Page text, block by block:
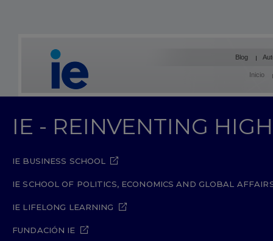
Blog
Inicio
IE - REINVENTING
IE BUSINESS SCHOOL
IE SCHOOL OF POLITICS, ECONOMICS AND GLOBAL
IE LIFELONG LEARNING
FUNDACIÓN IE